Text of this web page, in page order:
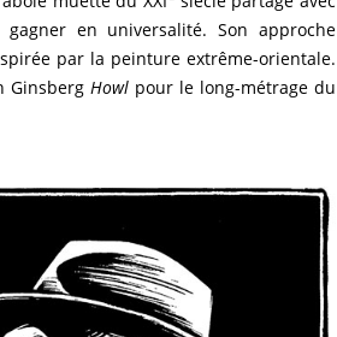
en universalité. Son approche
par la peinture extrême-orientale.
GinsbergHowl pour le long-métrage du